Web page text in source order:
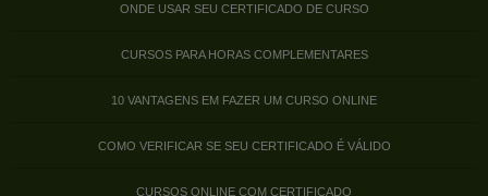
ONDE USAR SEU CERTIFICADO DE CURSO
CURSOS PARA HORAS COMPLEMENTARES
10 VANTAGENS EM FAZER UM CURSO ONLINE
COMO VERIFICAR SE SEU CERTIFICADO É VÁLIDO
CURSOS ONLINE COM CERTIFICADO